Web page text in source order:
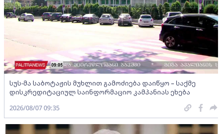
სუს-მა საბოტაჟის მუხლით გამოძიება დაიწყო – საქმე
დისკრედიტაციულ საინფორმაციო კამპანიას ეხება
2026/08/07 09:35